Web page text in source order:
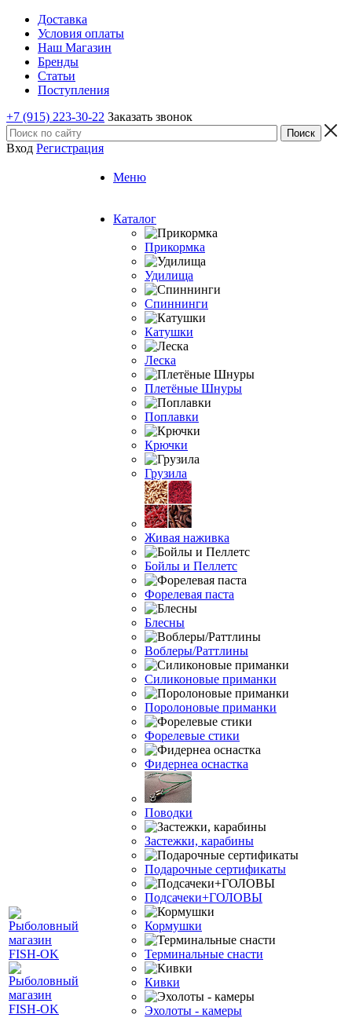
Доставка
Условия оплаты
Наш Магазин
Бренды
Статьи
Поступления
+7 (915) 223-30-22 Заказать звонок
Вход Регистрация
Меню
Каталог
Прикормка
Удилища
Спиннинги
Катушки
Леска
Плетёные Шнуры
Поплавки
Крючки
Грузила
Живая наживка
Бойлы и Пеллетс
Форелевая паста
Блесны
Воблеры/Раттлины
Силиконовые приманки
Поролоновые приманки
Форелевые стики
Фидернеа оснастка
Поводки
Застежки, карабины
Подарочные сертификаты
Подсачеки+ГОЛОВЫ
Кормушки
Терминальные снасти
Кивки
Эхолоты - камеры